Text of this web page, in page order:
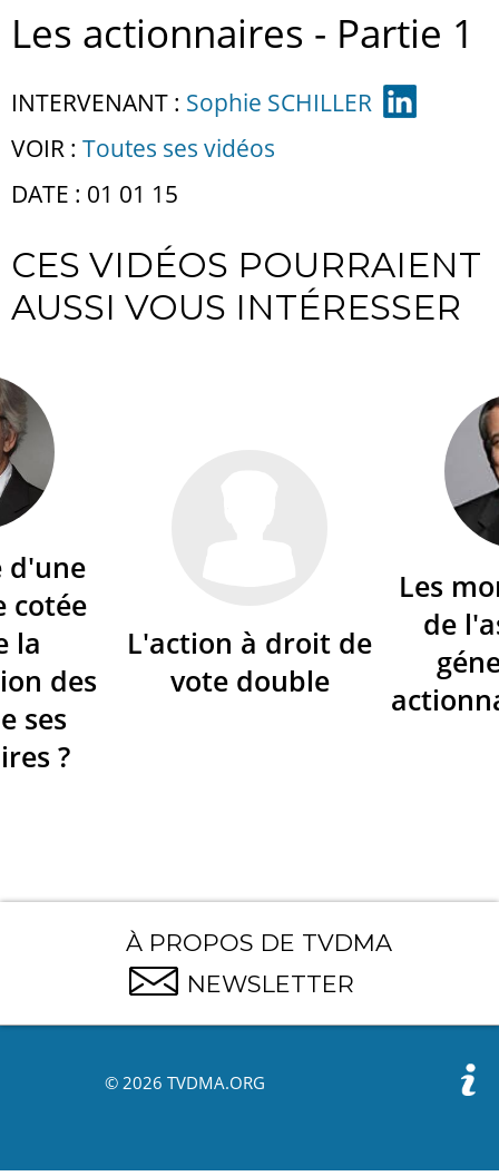
Les actionnaires - Partie 1
INTERVENANT : Sophie SCHILLER
VOIR : Toutes ses vidéos
DATE : 01 01 15
CES VIDÉOS POURRAIENT
AUSSI VOUS INTÉRESSER
d'une
cotée
la
des
ses
?
L'action à droit de
vote double
Les
de
À PROPOS DE TVDMA
NEWSLETTER
© 2026 TVDMA.ORG